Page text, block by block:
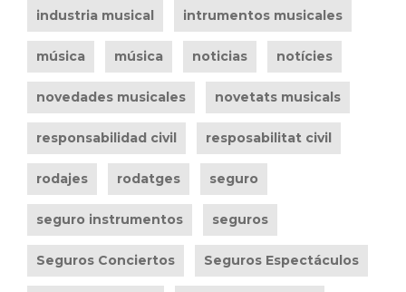
industria musical intrumentos musicales
música música noticias notícies
novedades musicales novetats musicals
responsabilidad civil resposabilitat civil
rodajes rodatges seguro
seguro instrumentos seguros
Seguros Conciertos Seguros Espectáculos